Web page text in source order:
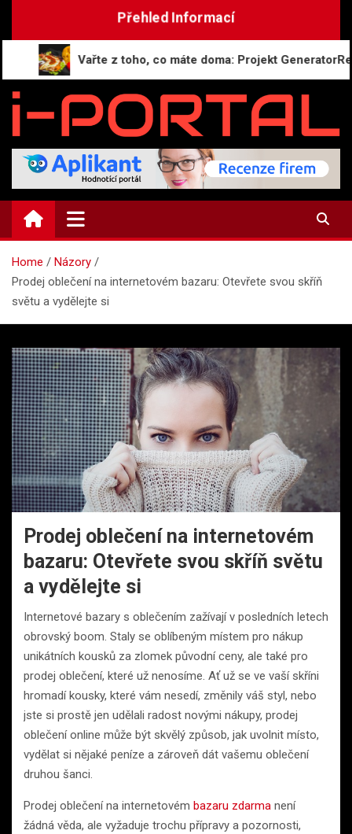
content
Přehled Informací
Vařte z toho, co máte doma: Projekt
i-PORTAL.CZ
Public relations | Informační portál
Home
Názory
Prodej oblečení na internetovém bazaru: Otevřete svou skříň
světu a vydělejte si
Prodej oblečení na internetovém
bazaru: Otevřete svou skříň světu
a vydělejte si
Internetové bazary s oblečením zažívají v posledních letech
obrovský boom. Staly se oblíbeným místem pro nákup
unikátních kousků za zlomek původní ceny, ale také pro
prodej oblečení, které už nenosíme. Ať už se ve vaší skříni
hromadí kousky, které vám nesedí, změnily váš styl, nebo
jste si prostě jen udělali radost novými nákupy, prodej
oblečení online může být skvělý způsob, jak uvolnit místo,
vydělat si nějaké peníze a zároveň dát vašemu oblečení
druhou šanci.
Prodej oblečení na internetovém bazaru zdarma není
žádná věda, ale vyžaduje trochu přípravy a pozornosti,